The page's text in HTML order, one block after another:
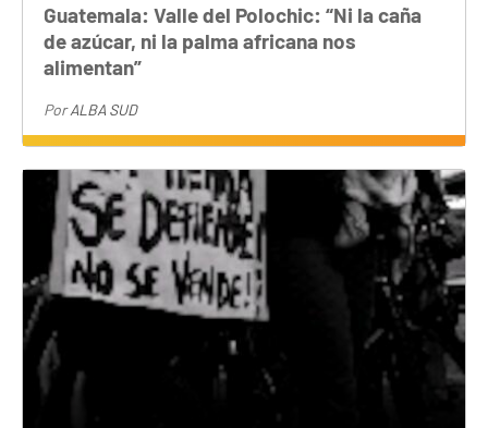
Guatemala: Valle del Polochic: “Ni la caña
de azúcar, ni la palma africana nos
alimentan”
PorALBA SUD